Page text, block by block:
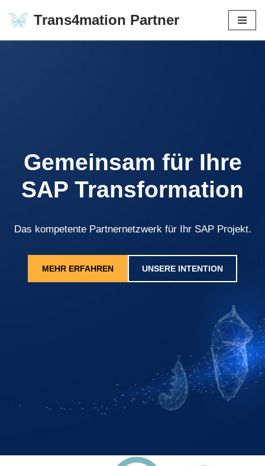
Trans4mation Partner
Gemeinsam für Ihre
SAP Transformation
Das kompetente Partnernetzwerk für Ihr SAP Projekt.
MEHR ERFAHREN UNSERE INTENTION